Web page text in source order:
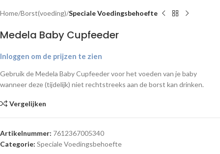
Home Borst(voeding) Speciale Voedingsbehoefte
Medela Baby Cupfeeder
Inloggen om de prijzen te zien
Gebruik de Medela Baby Cupfeeder voor het voeden van je baby
wanneer deze (tijdelijk) niet rechtstreeks aan de borst kan drinken.
Vergelijken
Artikelnummer: 7612367005340
Categorie: Speciale Voedingsbehoefte